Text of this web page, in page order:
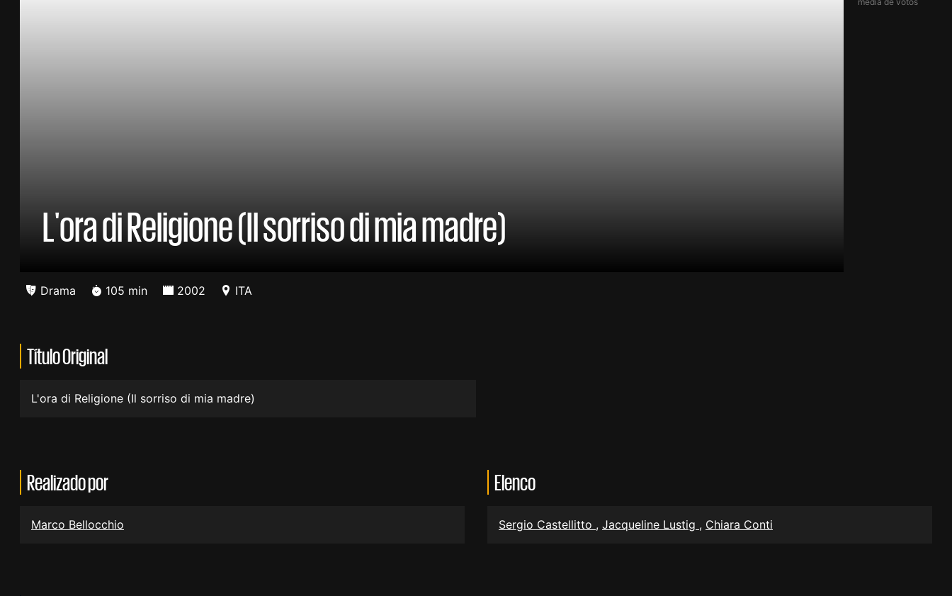
L'ora di Religione (Il sorriso di mia madre)
Drama 105 min 2002 ITA
Título Original
L'ora di Religione (Il sorriso di mia madre)
Realizado por
Marco Bellocchio
Elenco
Sergio Castellitto , Jacqueline Lustig , Chiara Conti